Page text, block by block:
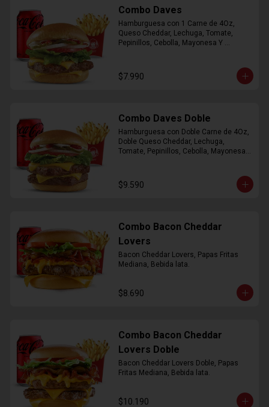
Combo Daves
Hamburguesa con 1 Carne de 4Oz,
Queso Cheddar, Lechuga, Tomate,
Pepinillos, Cebolla, Mayonesa Y
$7.990
Combo Daves Doble
Hamburguesa con Doble Carne de 4Oz,
Doble Queso Cheddar, Lechuga,
Tomate, Pepinillos, Cebolla, Mayonesa y
$9.590
Combo Bacon Cheddar
Lovers
Bacon Cheddar Lovers, Papas Fritas
Mediana, Bebida lata.
$8.690
Combo Bacon Cheddar
Lovers Doble
Bacon Cheddar Lovers Doble, Papas
Fritas Mediana, Bebida lata.
$10.190